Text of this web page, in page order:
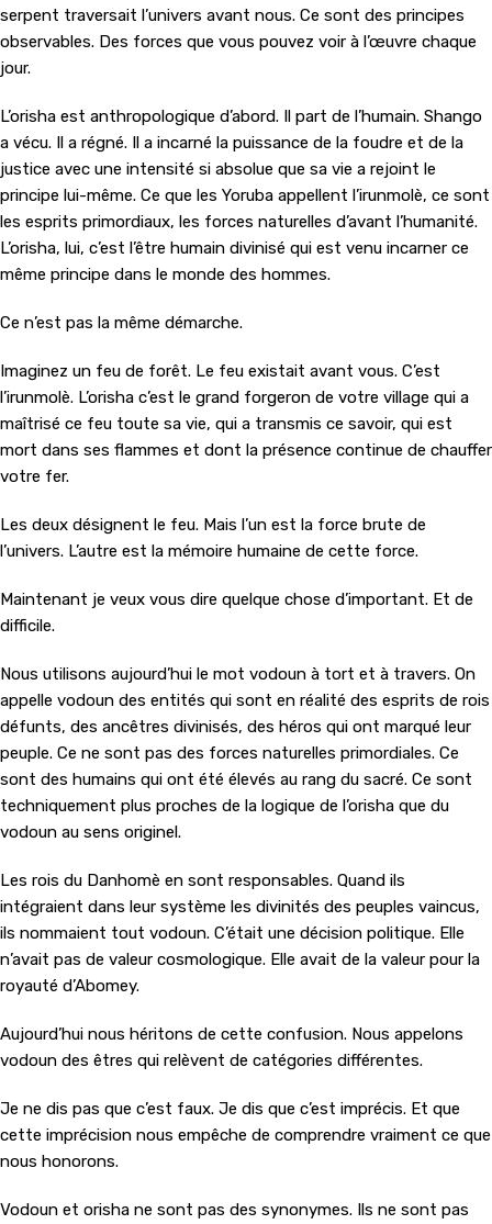
serpent traversait l’univers avant nous. Ce sont des principes
observables. Des forces que vous pouvez voir à l’œuvre chaque
jour.
L’orisha est anthropologique d’abord. Il part de l’humain. Shango
a vécu. Il a régné. Il a incarné la puissance de la foudre et de la
justice avec une intensité si absolue que sa vie a rejoint le
principe lui-même. Ce que les Yoruba appellent l’irunmolè, ce sont
les esprits primordiaux, les forces naturelles d’avant l’humanité.
L’orisha, lui, c’est l’être humain divinisé qui est venu incarner ce
même principe dans le monde des hommes.
Ce n’est pas la même démarche.
Imaginez un feu de forêt. Le feu existait avant vous. C’est
l’irunmolè. L’orisha c’est le grand forgeron de votre village qui a
maîtrisé ce feu toute sa vie, qui a transmis ce savoir, qui est
mort dans ses flammes et dont la présence continue de chauffer
votre fer.
Les deux désignent le feu. Mais l’un est la force brute de
l’univers. L’autre est la mémoire humaine de cette force.
Maintenant je veux vous dire quelque chose d’important. Et de
difficile.
Nous utilisons aujourd’hui le mot vodoun à tort et à travers. On
appelle vodoun des entités qui sont en réalité des esprits de rois
défunts, des ancêtres divinisés, des héros qui ont marqué leur
peuple. Ce ne sont pas des forces naturelles primordiales. Ce
sont des humains qui ont été élevés au rang du sacré. Ce sont
techniquement plus proches de la logique de l’orisha que du
vodoun au sens originel.
Les rois du Danhomè en sont responsables. Quand ils
intégraient dans leur système les divinités des peuples vaincus,
ils nommaient tout vodoun. C’était une décision politique. Elle
n’avait pas de valeur cosmologique. Elle avait de la valeur pour la
royauté d’Abomey.
Aujourd’hui nous héritons de cette confusion. Nous appelons
vodoun des êtres qui relèvent de catégories différentes.
Je ne dis pas que c’est faux. Je dis que c’est imprécis. Et que
cette imprécision nous empêche de comprendre vraiment ce que
nous honorons.
Vodoun et orisha ne sont pas des synonymes. Ils ne sont pas